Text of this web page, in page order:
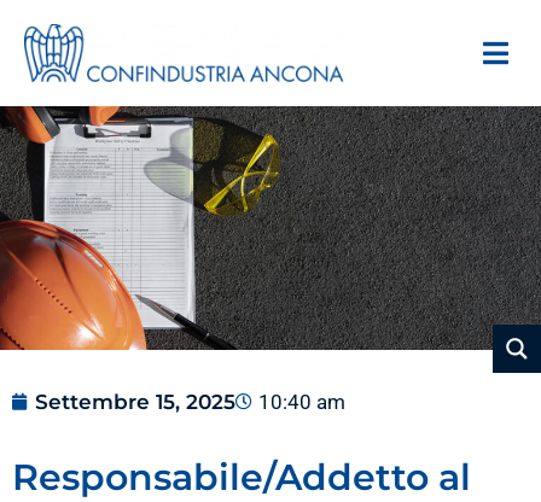
Settembre 15, 2025 10:40 am
Responsabile/Addetto al